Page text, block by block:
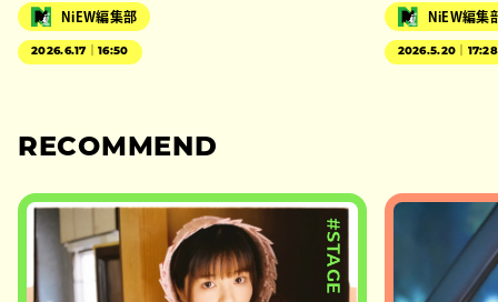
NiEW編集部
2026.6.17｜16:50
NiEW編集
2026.5.20｜17:28
RECOMMEND
#STAGE